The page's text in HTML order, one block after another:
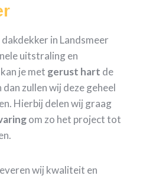
in Landsmeer
uitstraling en
je met gerust hart de
zullen wij deze geheel
Hierbij delen wij graag
om zo het project tot
wij kwaliteit en